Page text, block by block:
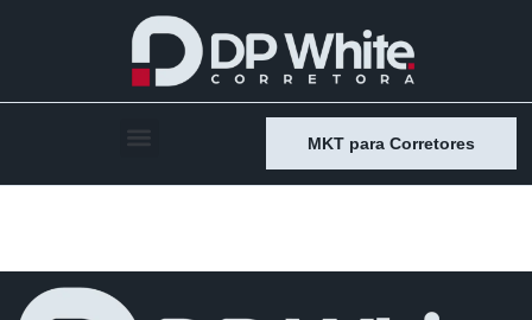
MKT para Corretores